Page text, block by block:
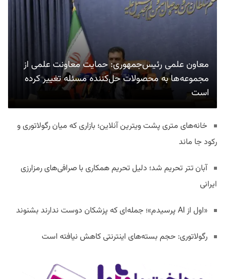
معاون علمی رئیس‌جمهوری: حمایت معاونت علمی از
مجموعه‌ها به محصولات حل‌کننده مسئله تغییر کرده
است
خانه‌های متری پشت ویترین آنلاین؛ بازاری که میان رگولاتوری و
رکود جا ماند
آبان تتر تحریم شد؛ دلیل تحریم همکاری با صرافی‌های رمزارزی
ایرانی
«اول از AI پرسیدم»؛ جمله‌ای که پزشکان دوست ندارند بشنوند
رگولاتوری: حجم بسته‌های اینترنتی کاهش نیافته است